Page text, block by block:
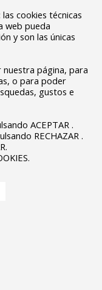
cookies técnicas
web pueda
y son las únicas
página, para
o para poder
gustos e
ACEPTAR .
RECHAZAR .